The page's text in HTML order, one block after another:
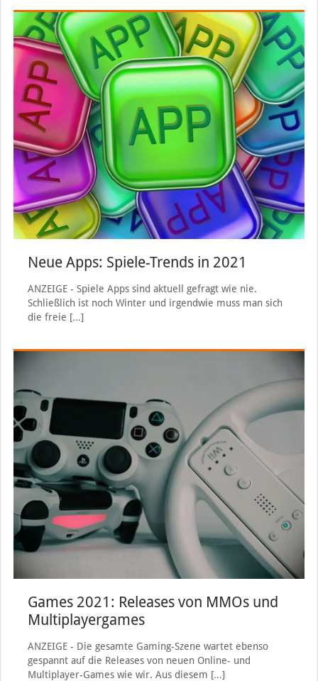
Neue Apps: Spiele-Trends in 2021
ANZEIGE - Spiele Apps sind aktuell gefragt wie nie.
Schließlich ist noch Winter und irgendwie muss man sich
die freie […]
Games 2021: Releases von MMOs und
Multiplayergames
ANZEIGE - Die gesamte Gaming-Szene wartet ebenso
gespannt auf die Releases von neuen Online- und
Multiplayer-Games wie wir. Aus diesem […]